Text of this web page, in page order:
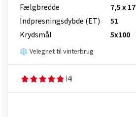
Fælgbredde
7,5 x 17
Indpresnings­dybde (ET)
51
Krydsmål
5x100
Velegnet til vinterbrug
(4)